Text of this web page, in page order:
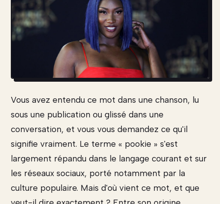
Vous avez entendu ce mot dans une chanson, lu
sous une publication ou glissé dans une
conversation, et vous vous demandez ce qu'il
signifie vraiment. Le terme « pookie » s'est
largement répandu dans le langage courant et sur
les réseaux sociaux, porté notamment par la
culture populaire. Mais d'où vient ce mot, et que